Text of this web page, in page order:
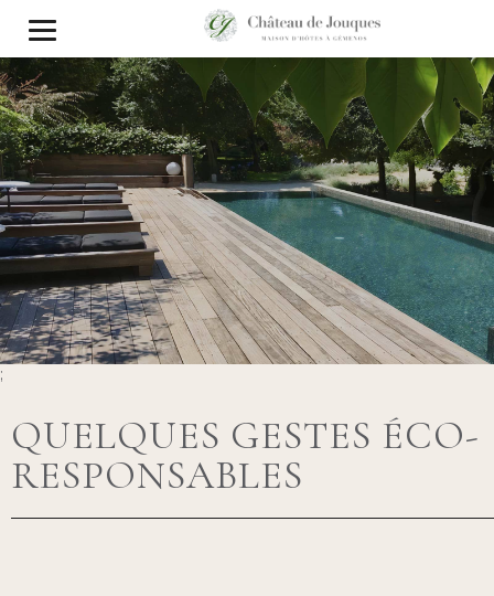
;
QUELQUES GESTES ÉCO-
RESPONSABLES